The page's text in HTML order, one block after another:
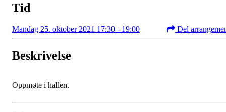
Tid
Mandag 25. oktober 2021 17:30 - 19:00 Del
Beskrivelse
Oppmøte i hallen.